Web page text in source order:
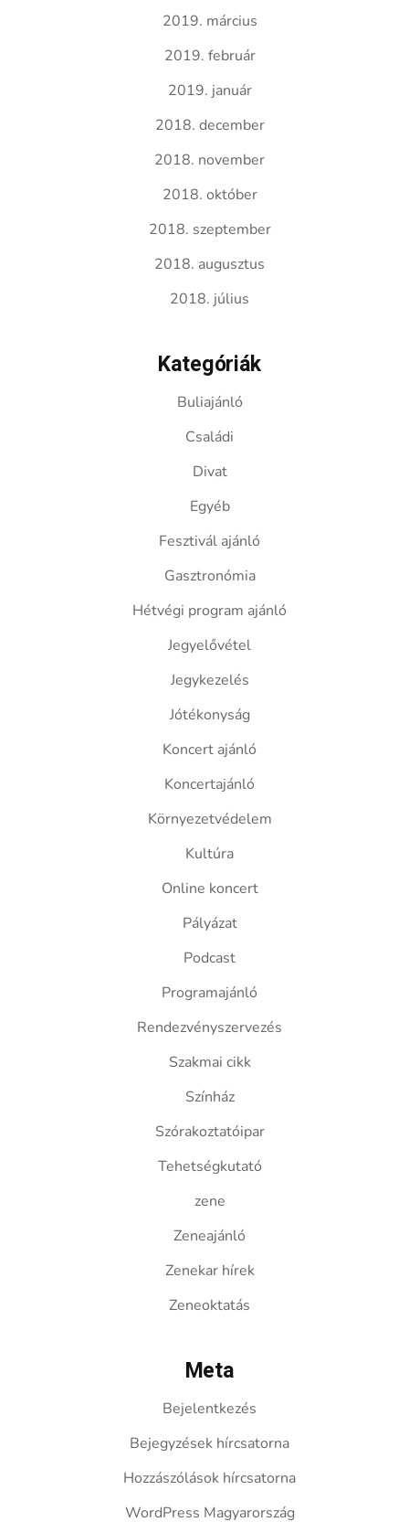
2019. március
2019. február
2019. január
2018. december
2018. november
2018. október
2018. szeptember
2018. augusztus
2018. július
Kategóriák
Buliajánló
Családi
Divat
Egyéb
Fesztivál ajánló
Gasztronómia
Hétvégi program ajánló
Jegyelővétel
Jegykezelés
Jótékonyság
Koncert ajánló
Koncertajánló
Környezetvédelem
Kultúra
Online koncert
Pályázat
Podcast
Programajánló
Rendezvényszervezés
Szakmai cikk
Színház
Szórakoztatóipar
Tehetségkutató
zene
Zeneajánló
Zenekar hírek
Zeneoktatás
Meta
Bejelentkezés
Bejegyzések hírcsatorna
Hozzászólások hírcsatorna
WordPress Magyarország